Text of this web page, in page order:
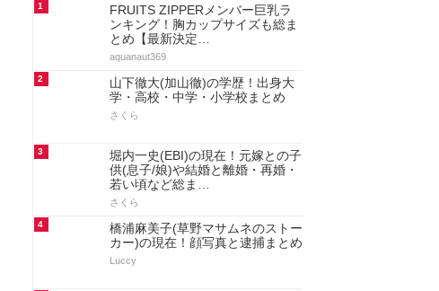
1
FRUITS ZIPPERメンバー巨乳ラ
ンキング！胸カップサイズも総ま
とめ【最新決定…
aquanaut369
2
山下徹大(加山徹)の学歴！出身大
学・高校・中学・小学校まとめ
さくら
3
堀内一史(EBI)の現在！元嫁との子
供(息子/娘)や結婚と離婚・再婚・
若い頃など総ま…
さくら
4
橋浦麻美子(草野マサムネのストー
カー)の現在！顔写真と逮捕まとめ
Luccy